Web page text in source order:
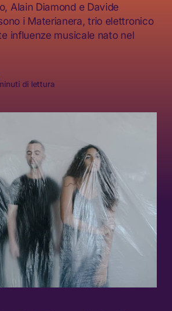
Alain Diamond e Davide
i Materianera, trio elettronico
influenze musicale nato nel
di lettura